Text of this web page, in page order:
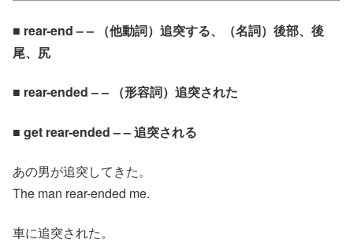
■ rear-end – – （他動詞）追突する、（名詞）後部、後
尾、尻
■ rear-ended – – （形容詞）追突された
■ get rear-ended – – 追突される
あの男が追突してきた。
The man rear-ended me.
車に追突された。